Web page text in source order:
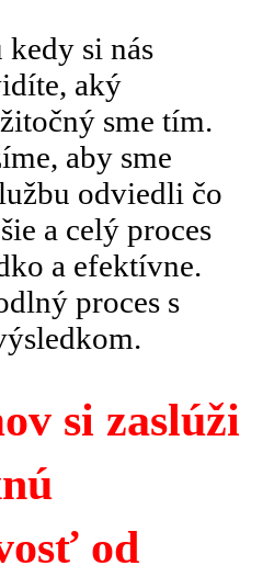
si nás
aký
sme tím.
aby sme
odviedli čo
a celý proces
a efektívne.
proces s
si zaslúži
od